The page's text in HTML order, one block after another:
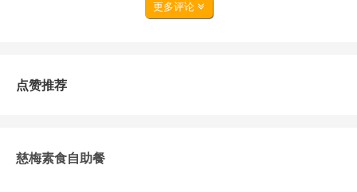
更多评论
点赞推荐
慈梅素食自助餐